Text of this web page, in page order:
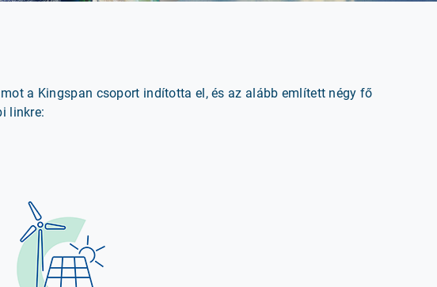
a Kingspan csoport indította el, és az alább említett négy fő
linkre: